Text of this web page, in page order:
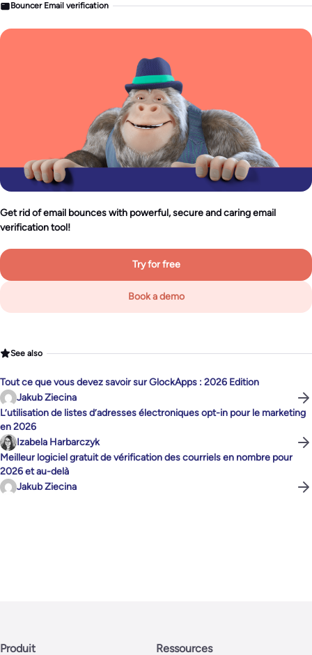
Bouncer Email verification
Get rid of email bounces with powerful, secure and caring email
verification tool!
Try for free
Book a demo
See also
Tout ce que vous devez savoir sur GlockApps : 2026 Edition
Jakub Ziecina
L’utilisation de listes d’adresses électroniques opt-in pour le marketing
en 2026
Izabela Harbarczyk
Meilleur logiciel gratuit de vérification des courriels en nombre pour
2026 et au-delà
Jakub Ziecina
Produit Ressources